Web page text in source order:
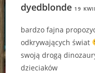
dyedblonde 19
bardzo fajna
odkrywających świat
swoją drogą
dzieciaków